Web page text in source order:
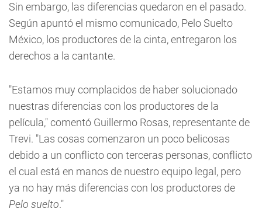
Sin embargo, las diferencias quedaron en el pasado.
Según apuntó el mismo comunicado, Pelo Suelto
México, los productores de la cinta, entregaron los
derechos a la cantante.
"Estamos muy complacidos de haber solucionado
nuestras diferencias con los productores de la
película," comentó Guillermo Rosas, representante de
Trevi. "Las cosas comenzaron un poco belicosas
debido a un conflicto con terceras personas, conflicto
el cual está en manos de nuestro equipo legal, pero
ya no hay más diferencias con los productores de
Pelo suelto."